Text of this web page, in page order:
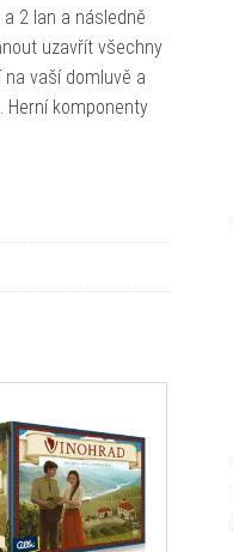
2 lan a následně
uzavřít všechny
vaší domluvě a
komponenty